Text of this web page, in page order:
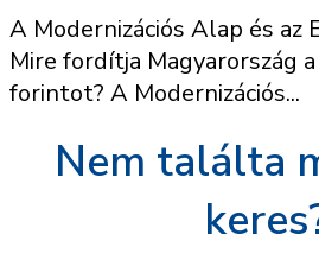
A Modernizációs Alap és az
Mire fordítja Magyarország
forintot? A Modernizációs...
Nem találta